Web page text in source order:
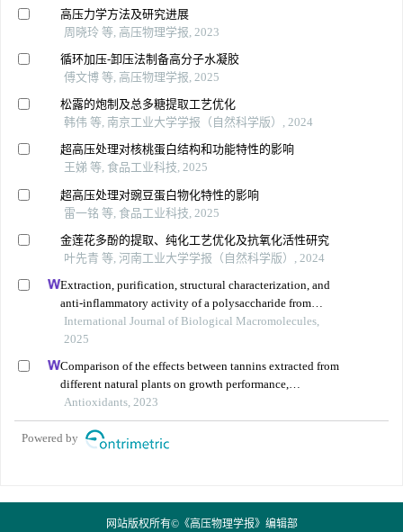
高压力学方法及研究进展
周晓玲 等, 高压物理学报, 2023
循环加压-卸压法制备高分子水凝胶
傅文博 等, 高压物理学报, 2025
松露的炮制及总多糖提取工艺优化
韩伟 等, 南京工业大学学报（自然科学版）, 2024
超高压处理对核桃蛋白结构和功能特性的影响
王娣 等, 食品工业科技, 2025
超高压处理对豌豆蛋白物化特性的影响
雷一铭 等, 食品工业科技, 2025
金莲花多酚的提取、纯化工艺优化及抗氧化活性研究
叶先青 等, 河南工业大学学报（自然科学版）, 2024
Extraction, purification, structural characterization, and
anti-inflammatory activity of a polysaccharide from
lespedeza formosa
International Journal of Biological Macromolecules,
2025
Comparison of the effects between tannins extracted from
different natural plants on growth performance,
antioxidant capacity, immunity, and intestinal flora of
broiler chickens
Antioxidants, 2023
Powered by
网站版权所有©《高压物理学报》编辑部